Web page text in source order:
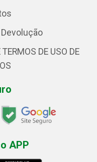
DE USO DE
APP